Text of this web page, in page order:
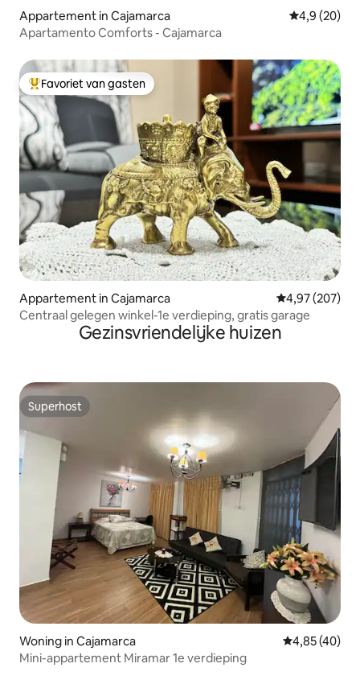
Appartement in Cajamarca Gemiddelde
4,9 (20)
Apartamento Comforts - Cajamarca
Topfavoriet van gasten
Favoriet van gasten
Appartement in Cajamarca Gemiddelde
4,97 (207)
Centraal gelegen winkel-1e verdieping, gratis garage
Gezinsvriendelijke huizen
Superhost
Superhost
Woning in Cajamarca Gemiddelde
4,85 (40)
Mini-appartement Miramar 1e verdieping